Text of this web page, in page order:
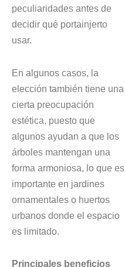
peculiaridades antes de
decidir qué portainjerto
usar.
En algunos casos, la
elección también tiene una
cierta preocupación
estética, puesto que
algunos ayudan a que los
árboles mantengan una
forma armoniosa, lo que es
importante en jardines
ornamentales o huertos
urbanos donde el espacio
es limitado.
Principales beneficios